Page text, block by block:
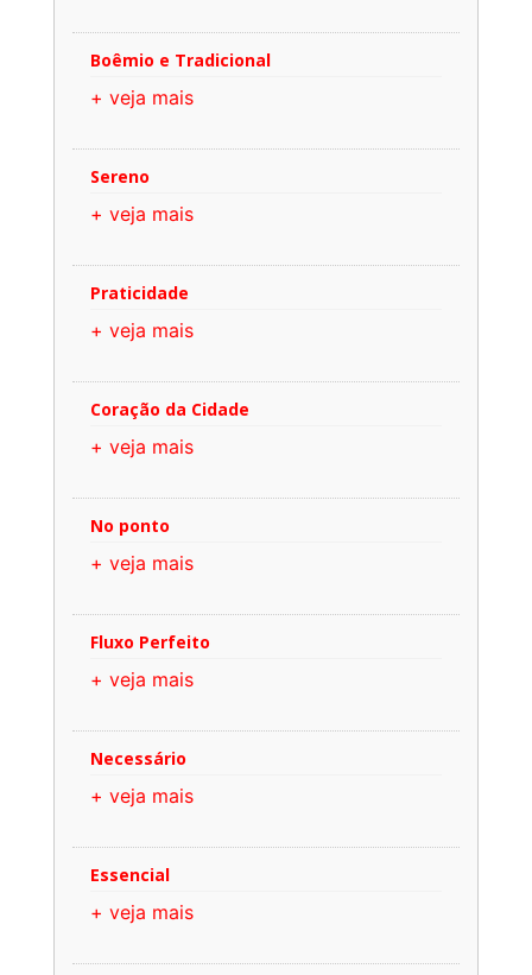
Boêmio e Tradicional
+ veja mais
Sereno
+ veja mais
Praticidade
+ veja mais
Coração da Cidade
+ veja mais
No ponto
+ veja mais
Fluxo Perfeito
+ veja mais
Necessário
+ veja mais
Essencial
+ veja mais